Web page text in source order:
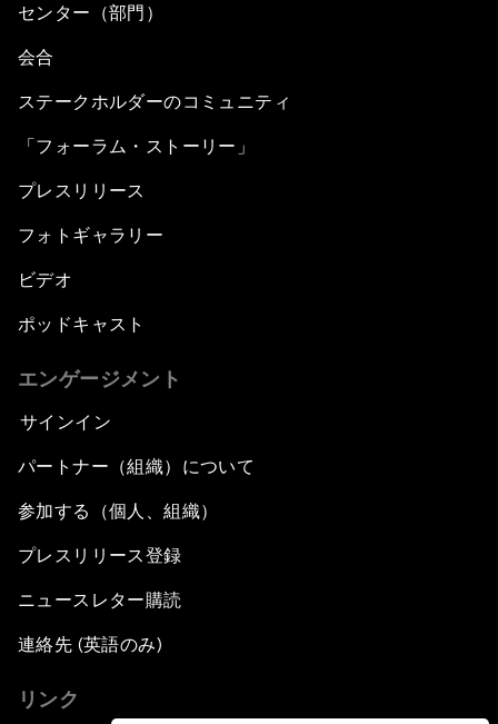
センター（部門）
会合
ステークホルダーのコミュニティ
「フォーラム・ストーリー」
プレスリリース
フォトギャラリー
ビデオ
ポッドキャスト
エンゲージメント
サインイン
パートナー（組織）について
参加する（個人、組織）
プレスリリース登録
ニュースレター購読
連絡先 (英語のみ)
リンク